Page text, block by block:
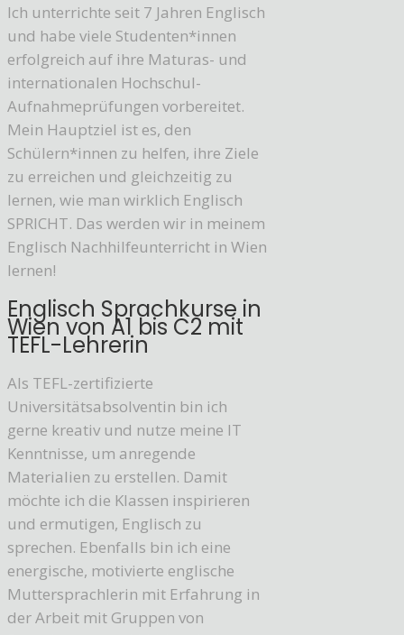
Ich unterrichte seit 7 Jahren Englisch
und habe viele Studenten*innen
erfolgreich auf ihre Maturas- und
internationalen Hochschul-
Aufnahmeprüfungen vorbereitet.
Mein Hauptziel ist es, den
Schülern*innen zu helfen, ihre Ziele
zu erreichen und gleichzeitig zu
lernen, wie man wirklich Englisch
SPRICHT. Das werden wir in meinem
Englisch Nachhilfeunterricht in Wien
lernen!
Englisch Sprachkurse in
Wien von A1 bis C2 mit
TEFL-Lehrerin
Als TEFL-zertifizierte
Universitätsabsolventin bin ich
gerne kreativ und nutze meine IT
Kenntnisse, um anregende
Materialien zu erstellen. Damit
möchte ich die Klassen inspirieren
und ermutigen, Englisch zu
sprechen. Ebenfalls bin ich eine
energische, motivierte englische
Muttersprachlerin mit Erfahrung in
der Arbeit mit Gruppen von